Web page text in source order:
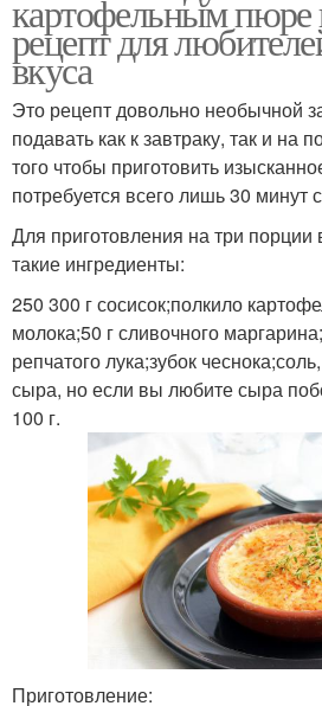
картофельным пюре
рецепт для
вкуса
Это рецепт довольно необычной
подавать как к завтраку, так и на
того чтобы приготовить
потребуется всего лишь 30 минут
Для приготовления на три порции
такие ингредиенты:
250 300 г сосисок;полкило
молока;50 г сливочного
репчатого лука;зубок
сыра, но если вы любите сыра
100 г.
Приготовление: